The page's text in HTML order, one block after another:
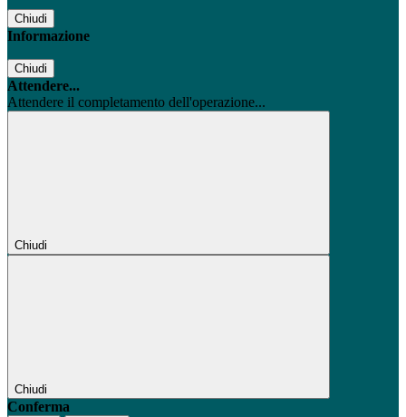
Chiudi
Informazione
Chiudi
Attendere...
Attendere il completamento dell'operazione...
Chiudi
Chiudi
Conferma